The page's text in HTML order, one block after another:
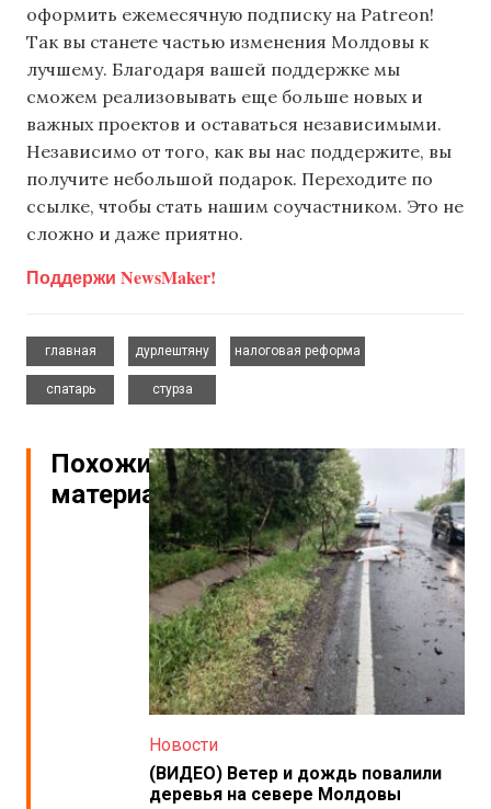
оформить ежемесячную подписку на Patreon!
Так вы станете частью изменения Молдовы к
лучшему. Благодаря вашей поддержке мы
сможем реализовывать еще больше новых и
важных проектов и оставаться независимыми.
Независимо от того, как вы нас поддержите, вы
получите небольшой подарок. Переходите по
ссылке, чтобы стать нашим соучастником. Это не
сложно и даже приятно.
Поддержи NewsMaker!
главная
дурлештяну
налоговая реформа
спатарь
стурза
Похожие
материалы
Новости
(ВИДЕО) Ветер и дождь повалили
деревья на севере Молдовы